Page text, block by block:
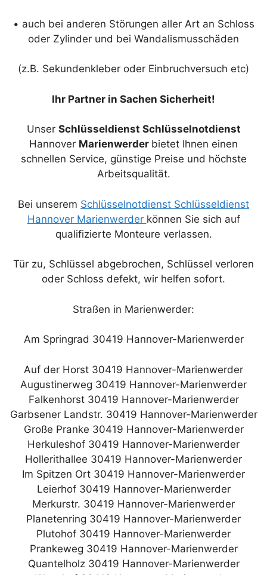
• auch bei anderen Störungen aller Art an Schloss
oder Zylinder und bei Wandalismusschäden
(z.B. Sekundenkleber oder Einbruchversuch etc)
Ihr Partner in Sachen Sicherheit!
Unser Schlüsseldienst Schlüsselnotdienst
Hannover Marienwerder bietet Ihnen einen
schnellen Service, günstige Preise und höchste
Arbeitsqualität.
Bei unserem Schlüsselnotdienst Schlüsseldienst
Hannover Marienwerder können Sie sich auf
qualifizierte Monteure verlassen.
Tür zu, Schlüssel abgebrochen, Schlüssel verloren
oder Schloss defekt, wir helfen sofort.
Straßen in Marienwerder:
Am Springrad 30419 Hannover-Marienwerder
Auf der Horst 30419 Hannover-Marienwerder
Augustinerweg 30419 Hannover-Marienwerder
Falkenhorst 30419 Hannover-Marienwerder
Garbsener Landstr. 30419 Hannover-Marienwerder
Große Pranke 30419 Hannover-Marienwerder
Herkuleshof 30419 Hannover-Marienwerder
Hollerithallee 30419 Hannover-Marienwerder
Im Spitzen Ort 30419 Hannover-Marienwerder
Leierhof 30419 Hannover-Marienwerder
Merkurstr. 30419 Hannover-Marienwerder
Planetenring 30419 Hannover-Marienwerder
Plutohof 30419 Hannover-Marienwerder
Prankeweg 30419 Hannover-Marienwerder
Quantelholz 30419 Hannover-Marienwerder